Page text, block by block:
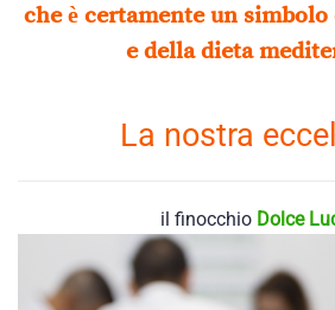
che è certamente un
e della dieta
La nostra
il finocchio Dolce